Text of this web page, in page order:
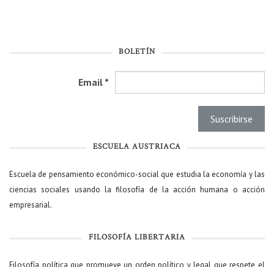
BOLETÍN
Email *
ESCUELA AUSTRIACA
Escuela de pensamiento económico-social que estudia la economía y las
ciencias sociales usando la filosofía de la acción humana o acción
empresarial.
FILOSOFÍA LIBERTARIA
Filosofía política que promueve un orden político y legal que respete el